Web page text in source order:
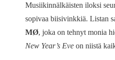
Musiikinnälkäisten iloksi
sopivaa biisivinkkiä. Listan
MØ, joka on tehnyt monia
New Year’s Eve on niistä